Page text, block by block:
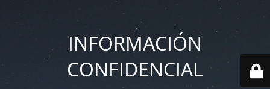
INFORMACIÓN
CONFIDENCIAL